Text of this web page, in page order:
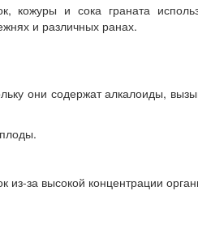
кожуры и сока граната
и различных ранах.
они содержат алкалоиды,
за высокой концентрации